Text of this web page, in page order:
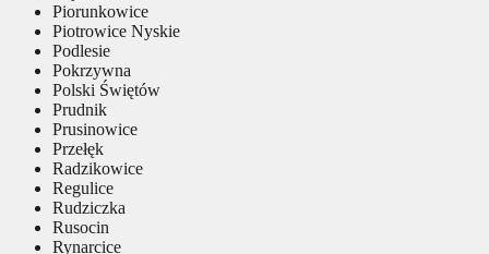
Piorunkowice
Piotrowice Nyskie
Podlesie
Pokrzywna
Polski Świętów
Prudnik
Prusinowice
Przełęk
Radzikowice
Regulice
Rudziczka
Rusocin
Rynarcice